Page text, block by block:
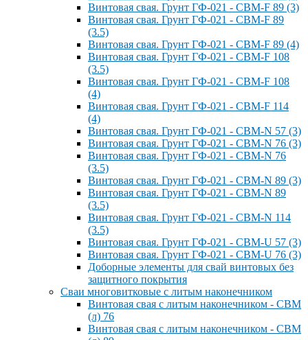
Винтовая свая. Грунт ГФ-021 - СВМ-F 89 (3)
Винтовая свая. Грунт ГФ-021 - СВМ-F 89
(3.5)
Винтовая свая. Грунт ГФ-021 - СВМ-F 89 (4)
Винтовая свая. Грунт ГФ-021 - СВМ-F 108
(3.5)
Винтовая свая. Грунт ГФ-021 - СВМ-F 108
(4)
Винтовая свая. Грунт ГФ-021 - СВМ-F 114
(4)
Винтовая свая. Грунт ГФ-021 - СВМ-N 57 (3)
Винтовая свая. Грунт ГФ-021 - СВМ-N 76 (3)
Винтовая свая. Грунт ГФ-021 - СВМ-N 76
(3.5)
Винтовая свая. Грунт ГФ-021 - СВМ-N 89 (3)
Винтовая свая. Грунт ГФ-021 - СВМ-N 89
(3.5)
Винтовая свая. Грунт ГФ-021 - СВМ-N 114
(3.5)
Винтовая свая. Грунт ГФ-021 - СВМ-U 57 (3)
Винтовая свая. Грунт ГФ-021 - СВМ-U 76 (3)
Доборные элементы для свай винтовых без
защитного покрытия
Сваи многовитковые с литым наконечником
Винтовая свая с литым наконечником - СВМ
(л) 76
Винтовая свая с литым наконечником - СВМ